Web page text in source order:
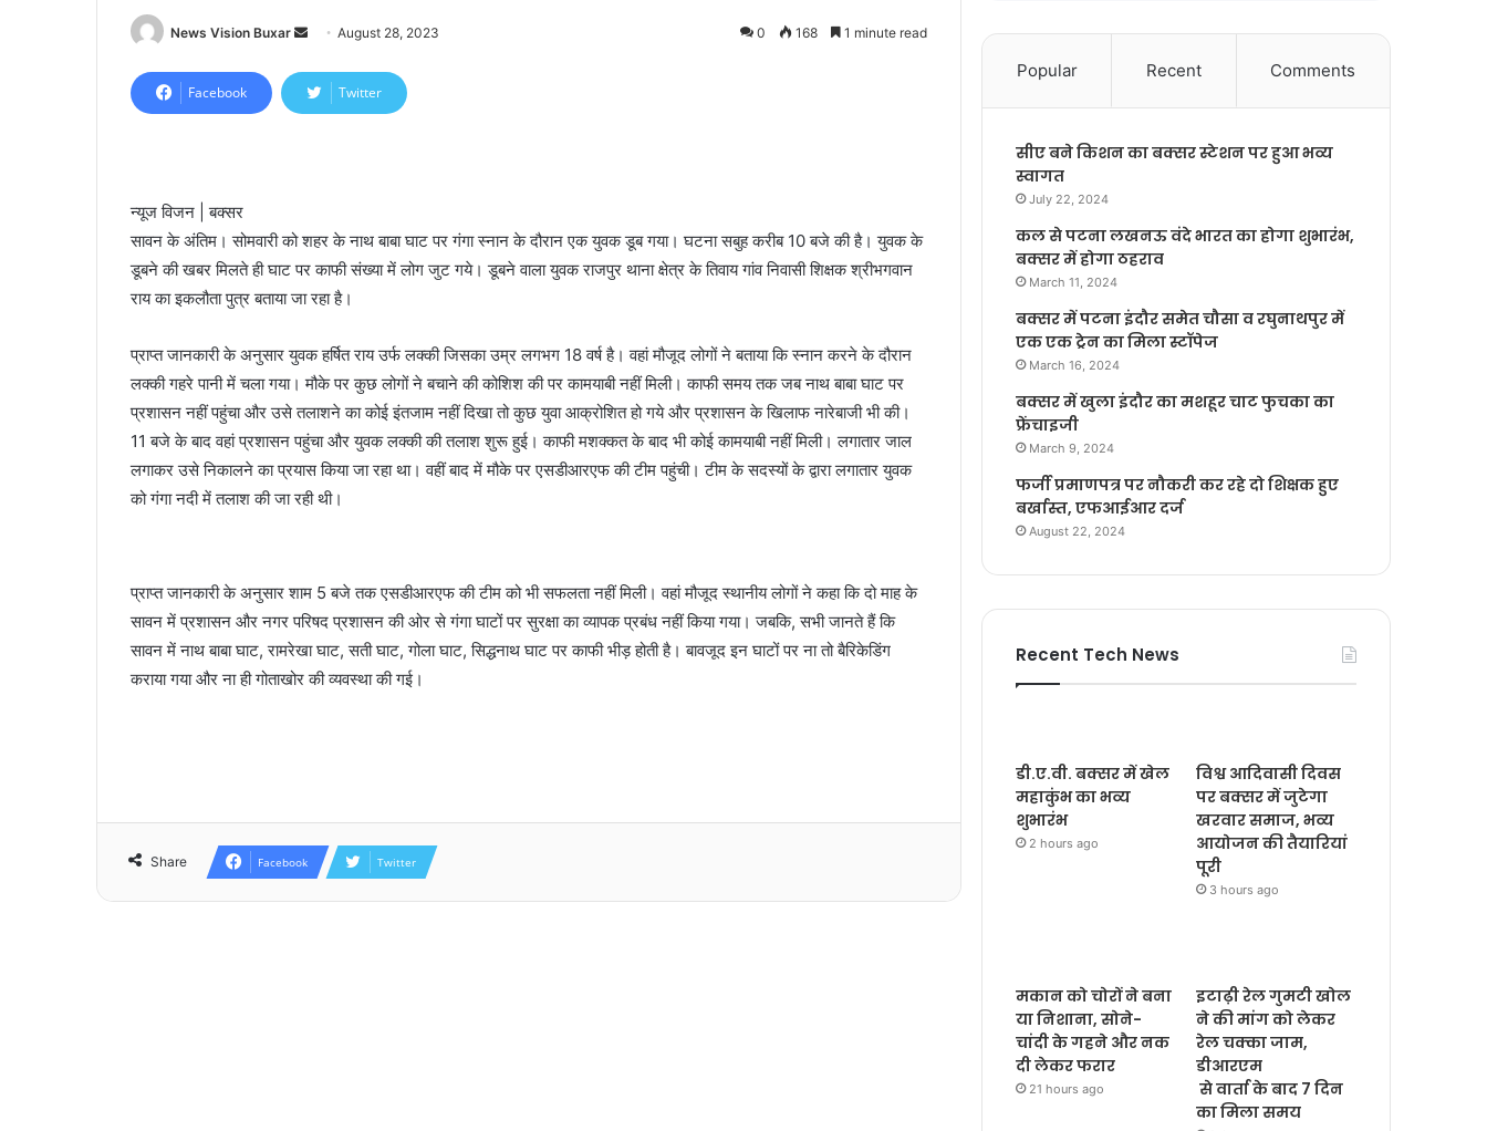
News Vision Buxar
n
d
a
i
l
August 28, 2023 0 168 1 minute read
Facebook Twitter
न्यूज विजन | बक्सर
सावन के अंतिम। सोमवारी को शहर के नाथ बाबा घाट पर गंगा स्नान के दौरान एक युवक डूब गया। घटना सबुह करीब 10 बजे की है। युवक के
डूबने की खबर मिलते ही घाट पर काफी संख्या में लोग जुट गये। डूबने वाला युवक राजपुर थाना क्षेत्र के तिवाय गांव निवासी शिक्षक श्रीभगवान
राय का इकलौता पुत्र बताया जा रहा है।
प्राप्त जानकारी के अनुसार युवक हर्षित राय उर्फ लक्की जिसका उम्र लगभग 18 वर्ष है। वहां मौजूद लोगों ने बताया कि स्नान करने के दौरान
लक्की गहरे पानी में चला गया। मौके पर कुछ लोगों ने बचाने की कोशिश की पर कामयाबी नहीं मिली। काफी समय तक जब नाथ बाबा घाट पर
प्रशासन नहीं पहुंचा और उसे तलाशने का कोई इंतजाम नहीं दिखा तो कुछ युवा आक्रोशित हो गये और प्रशासन के खिलाफ नारेबाजी भी की।
11 बजे के बाद वहां प्रशासन पहुंचा और युवक लक्की की तलाश शुरू हुई। काफी मशक्कत के बाद भी कोई कामयाबी नहीं मिली। लगातार जाल
लगाकर उसे निकालने का प्रयास किया जा रहा था। वहीं बाद में मौके पर एसडीआरएफ की टीम पहुंची। टीम के सदस्यों के द्वारा लगातार युवक
को गंगा नदी में तलाश की जा रही थी।
प्राप्त जानकारी के अनुसार शाम 5 बजे तक एसडीआरएफ की टीम को भी सफलता नहीं मिली। वहां मौजूद स्थानीय लोगों ने कहा कि दो माह के
सावन में प्रशासन और नगर परिषद प्रशासन की ओर से गंगा घाटों पर सुरक्षा का व्यापक प्रबंध नहीं किया गया। जबकि, सभी जानते हैं कि
सावन में नाथ बाबा घाट, रामरेखा घाट, सती घाट, गोला घाट, सिद्धनाथ घाट पर काफी भीड़ होती है। बावजूद इन घाटों पर ना तो बैरिकेडिंग
कराया गया और ना ही गोताखोर की व्यवस्था की गई।
Share Facebook Twitter
Popular Recent Comments
सीए बने किशन का बक्सर स्टेशन पर हुआ भव्य
स्वागत
July 22, 2024
कल से पटना लखनऊ वंदे भारत का होगा शुभारंभ,
बक्सर में होगा ठहराव
March 11, 2024
बक्सर में पटना इंदौर समेत चौसा व रघुनाथपुर में
एक एक ट्रेन का मिला स्टॉपेज
March 16, 2024
बक्सर में खुला इंदौर का मशहूर चाट फुचका का
फ्रेंचाइजी
March 9, 2024
फर्जी प्रमाणपत्र पर नौकरी कर रहे दो शिक्षक हुए
बर्खास्त, एफआईआर दर्ज
August 22, 2024
Recent Tech News
डी.ए.वी. बक्सर में खेल
महाकुंभ का भव्य
शुभारंभ
2 hours ago
विश्व आदिवासी दिवस
पर बक्सर में जुटेगा
खरवार समाज, भव्य
आयोजन की तैयारियां
पूरी
3 hours ago
मकान को चोरों ने बना
या निशाना, सोने-
चांदी के गहने और नक
दी लेकर फरार
21 hours ago
इटाढ़ी रेल गुमटी खोल
ने की मांग को लेकर
रेल चक्का जाम,
डीआरएम
से वार्ता के बाद 7 दिन
का मिला समय